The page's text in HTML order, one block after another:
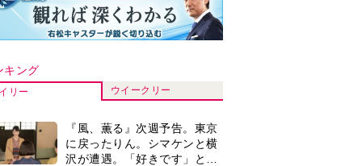
キング
リー ウイークリー
『風、薫る』次週予告。東京
に戻ったりん。シマケンと横
沢が遭遇。「好きです」と告